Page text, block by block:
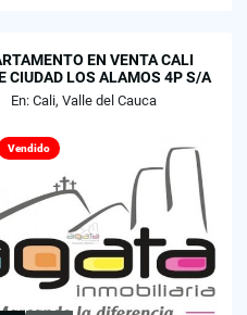
EN VENTA CALI
CIUDAD LOS ALAMOS 4P S/A
En: Cali, Valle del Cauca
Vendido